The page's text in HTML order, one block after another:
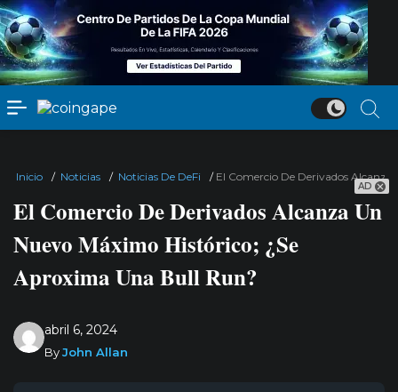
AD
Inicio / Noticias / Noticias De DeFi / El Comercio De Derivados
El Comercio De Derivados Alcanza Un
Nuevo Máximo Histórico; ¿Se
Aproxima Una Bull Run?
abril 6, 2024
ByJohn Allan